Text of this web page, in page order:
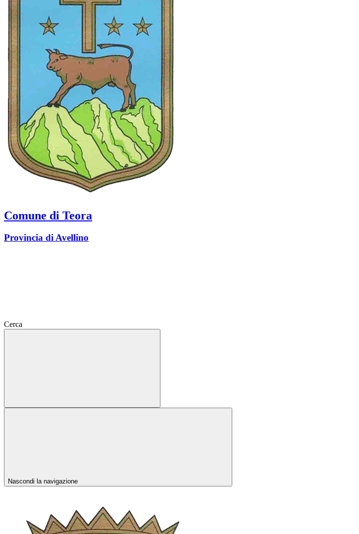
Comune di Teora
Provincia di Avellino
Cerca
Nascondi la navigazione